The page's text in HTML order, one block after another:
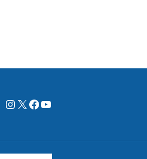
Instagram
X FacebookページYouTubeチャンネル